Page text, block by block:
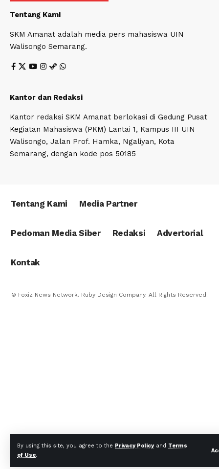
By using this site, you agree to the Privacy Policyand Terms
of Use.
Tentang Kami
SKM Amanat adalah media pers mahasiswa UIN
Walisongo Semarang.
Kantor dan Redaksi
Kantor redaksi SKM Amanat berlokasi di Gedung Pusat
Kegiatan Mahasiswa (PKM) Lantai 1, Kampus III UIN
Walisongo, Jalan Prof. Hamka, Ngaliyan, Kota
Semarang, dengan kode pos 50185
Tentang Kami Media Partner
Pedoman Media Siber Redaksi Advertorial
Kontak
© Foxiz News Network. Ruby Design Company. All Rights Reserved.